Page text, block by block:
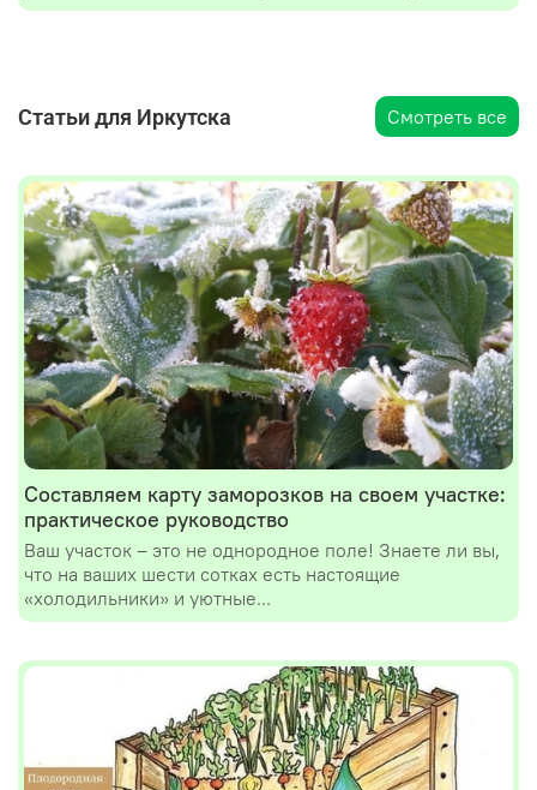
Статьи для Иркутска Смотреть все
Составляем карту заморозков на своем участке:
практическое руководство
Ваш участок – это не однородное поле! Знаете ли вы,
что на ваших шести сотках есть настоящие
«холодильники» и уютные...